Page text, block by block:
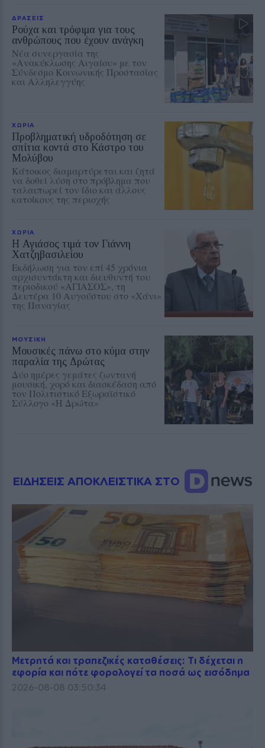
ΔΡΑΣΕΙΣ
Ρούχα και τρόφιμα για τους
ανθρώπους που έχουν ανάγκη
Νέα συνεργασία της
«Ανακύκλωσης Αιγαίου» με τον
Σύνδεσμο Κοινωνικής Προστασίας
και Αλληλεγγύης
ΧΩΡΙΑ
Προβληματική υδροδότηση σε
σπίτια κοντά στο Κάστρο του
Μολύβου
Κάτοικος διαμαρτύρεται και ζητά
να δοθεί λύση στο πρόβλημα που
ταλαιπωρεί τον ίδιο και άλλους
κατοίκους της περιοχής
ΧΩΡΙΑ
Η Αγιάσος τιμά τον Γιάννη
Χατζηβασιλείου
Εκδήλωση για τον επί 45 χρόνια
αρχισυντάκτη και διευθυντή του
περιοδικού «ΑΓΙΑΣΟΣ», τη
Δευτέρα 10 Αυγούστου στο «Χάνι»
της Παναγίας
ΜΟΥΣΙΚΗ
Μουσικές πάνω στο κύμα στην
παραλία της Δρώτας
Δύο ημέρες γεμάτες ζωντανή
μουσική, χορό και διασκέδαση από
τον Πολιτιστικό Εξωραϊστικό
Σύλλογο «Η Δρώτα»
ΕΙΔΗΣΕΙΣ ΑΠΟΚΛΕΙΣΤΙΚΑ ΣΤΟ
Μετρητά και τραπεζικές καταθέσεις: Τι δέχεται η
εφορία και πότε φορολογεί τα ποσά ως εισόδημα
2026-08-08 03:50:34